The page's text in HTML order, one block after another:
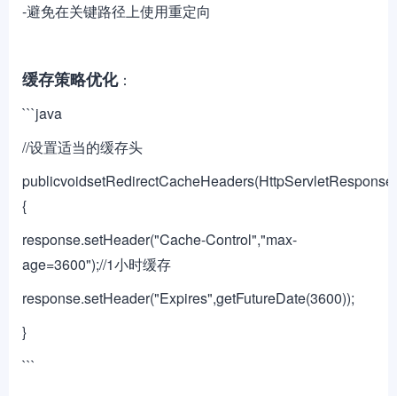
-避免在关键路径上使用重定向
缓存策略优化：
```java
//设置适当的缓存头
{
response.setHeader("Cache-Control","max-
age=3600");//1小时缓存
response.setHeader("Expires",getFutureDate(3600));
}
```